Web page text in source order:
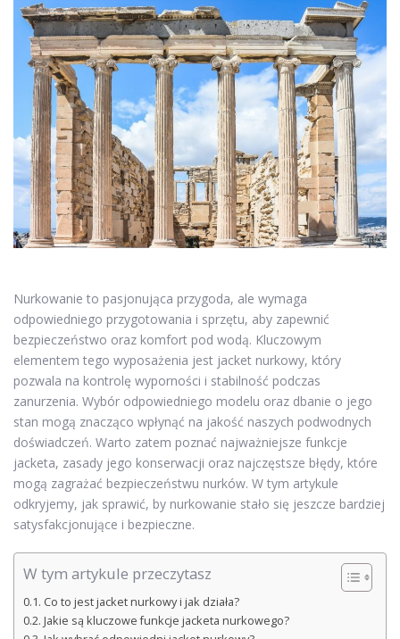
Nurkowanie to pasjonująca przygoda, ale wymaga
odpowiedniego przygotowania i sprzętu, aby zapewnić
bezpieczeństwo oraz komfort pod wodą. Kluczowym
elementem tego wyposażenia jest jacket nurkowy, który
pozwala na kontrolę wyporności i stabilność podczas
zanurzenia. Wybór odpowiedniego modelu oraz dbanie o jego
stan mogą znacząco wpłynąć na jakość naszych podwodnych
doświadczeń. Warto zatem poznać najważniejsze funkcje
jacketa, zasady jego konserwacji oraz najczęstsze błędy, które
mogą zagrażać bezpieczeństwu nurków. W tym artykule
odkryjemy, jak sprawić, by nurkowanie stało się jeszcze bardziej
satysfakcjonujące i bezpieczne.
W tym artykule przeczytasz
Co to jest jacket nurkowy i jak działa?
Jakie są kluczowe funkcje jacketa nurkowego?